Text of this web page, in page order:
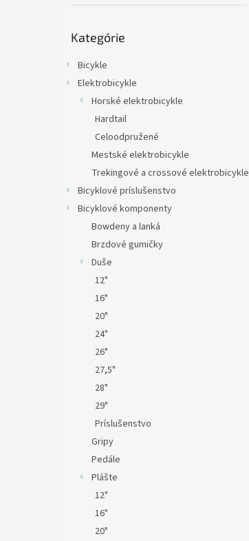
kategórie
Kategórie
Bicykle
Elektrobicykle
Horské elektrobicykle
Hardtail
Celoodpružené
Mestské elektrobicykle
Trekingové a crossové elektrobicykle
Bicyklové príslušenstvo
Bicyklové komponenty
Bowdeny a lanká
Brzdové gumičky
Duše
12"
16"
20"
24"
26"
27,5"
28"
29"
Príslušenstvo
Gripy
Pedále
Plášte
12"
16"
20"